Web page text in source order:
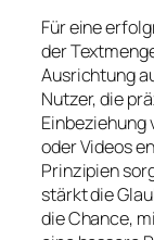
Für eine
der
Ausrichtung
Nutzer, die
Einbeziehung
oder Videos
Prinzipien
stärkt die
die Chance,